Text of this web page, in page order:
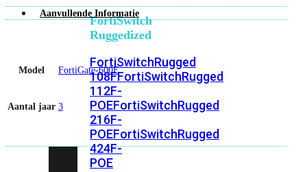
FortiSwitch
Ruggedized
FortiSwitchRugged
108FFortiSwitchRugged
112F-
POEFortiSwitchRugged
216F-
POEFortiSwitchRugged
424F-
POE
Aanvullende Informatie
Model FortiGate-600E
Aantal jaar 3